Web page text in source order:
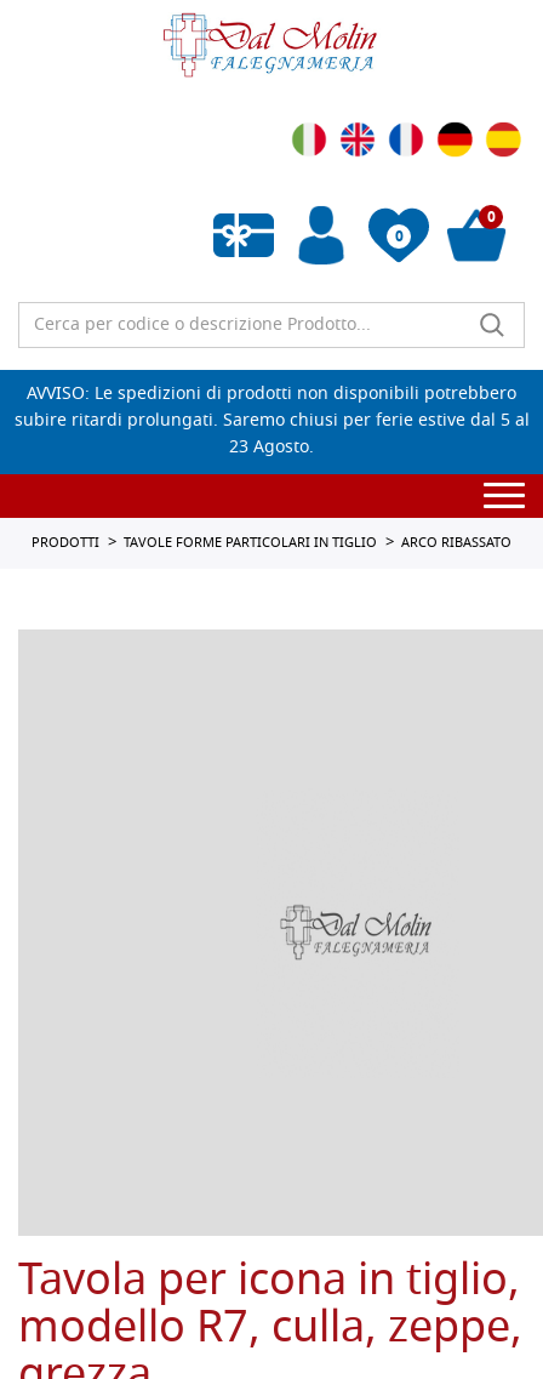
0
Wishlist vuota
0
AVVISO: Le spedizioni di prodotti non disponibili potrebbero
subire ritardi prolungati. Saremo chiusi per ferie estive dal 5 al
23 Agosto.
PRODOTTI TAVOLE FORME PARTICOLARI IN TIGLIO ARCO RIBASSATO
Tavola per icona in tiglio,
modello R7, culla, zeppe,